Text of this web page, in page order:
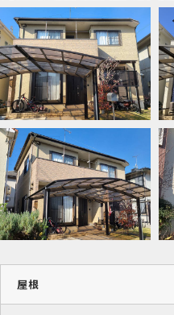
屋根